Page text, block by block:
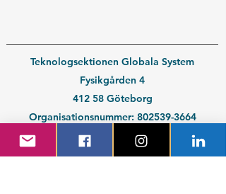
Teknologsektionen Globala System
Fysikgården 4
412 58 Göteborg
Organisationsnummer: 802539-3664
En del avChalmers Studentkår